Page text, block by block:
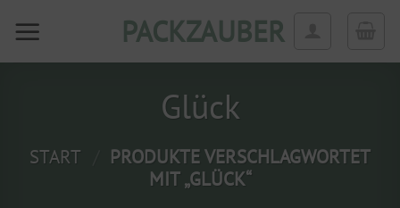
Inhalt
PACKZAUBER
Glück
START
PRODUKTE VERSCHLAGWORTET
MIT „GLÜCK“